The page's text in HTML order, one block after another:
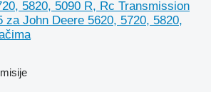
5820, 5090 R, Rc Transmission
za John Deere 5620, 5720, 5820,